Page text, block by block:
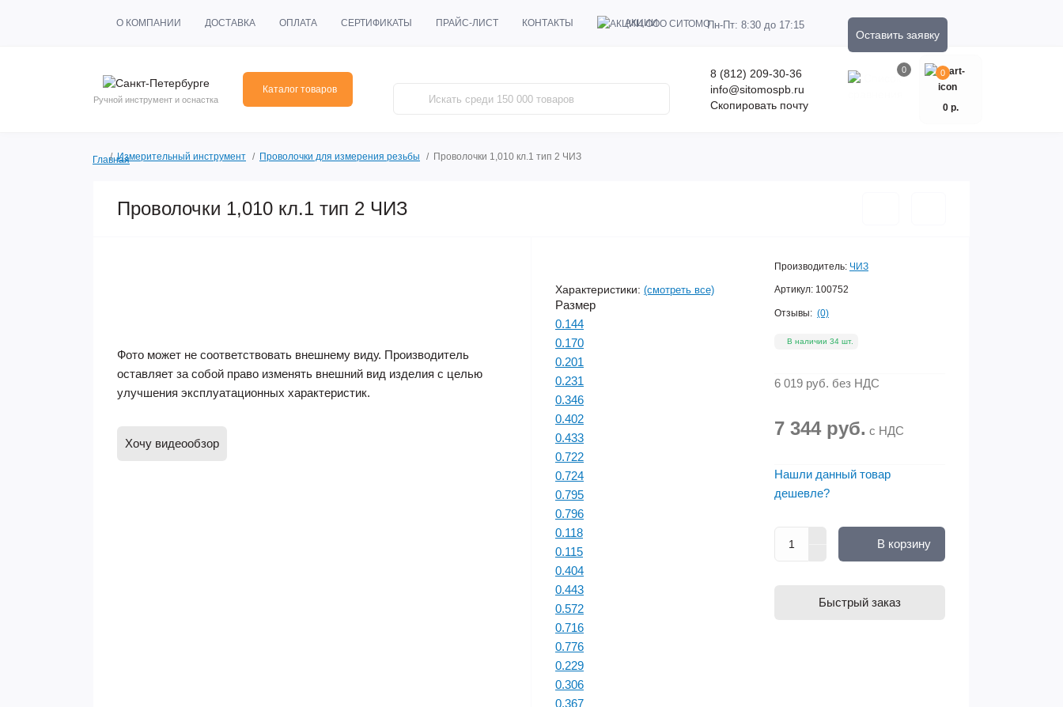
О КОМПАНИИ ДОСТАВКА ОПЛАТА СЕРТИФИКАТЫ ПРАЙС-ЛИСТ КОНТАКТЫ АКЦИИ Пн-Пт: 8:30 до 17:15
Оставить заявку
Ручной инструмент и оснастка
Каталог товаров
8 (812) 209-30-36
info@sitomospb.ru
Скопировать почту
0 0
0 р.
ГлавнаяИзмерительный инструмент Проволочки для измерения резьбы Проволочки 1,010 кл.1 тип 2 ЧИЗ
Проволочки 1,010 кл.1 тип 2 ЧИЗ
Фото может не соответствовать внешнему виду. Производитель
оставляет за собой право изменять внешний вид изделия с целью
улучшения эксплуатационных характеристик.
Хочу видеообзор
Характеристики: (смотреть все)
Размер
0.144
0.170
0.201
0.231
0.346
0.402
0.433
0.722
0.724
0.795
0.796
0.118
0.115
0.404
0.443
0.572
0.716
0.776
0.229
0.306
0.367
Производитель: ЧИЗ
Артикул: 100752
Отзывы: (0)
В наличии 34 шт.
6 019 руб. без НДС
7 344 руб. с НДС
Нашли данный товар
дешевле?
В корзину
Быстрый заказ